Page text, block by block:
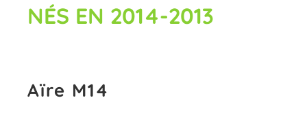
NÉS EN 2014-2013
Aïre M14